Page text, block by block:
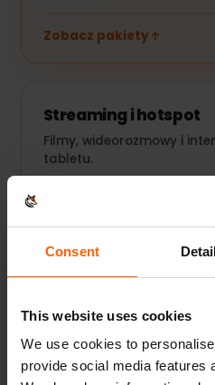
Consent
This website uses cookies
We use cookies to
provide social media features
Zobacz pakiety
Streaming i hotspot
Filmy, wideorozmowy i
tabletu.
Zobacz pakiety
zależy od urządzenia, ustawień
korzystania.